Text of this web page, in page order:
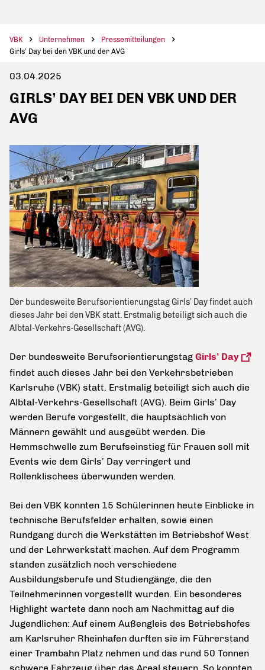
VBK Unternehmen
Pressemitteilungen
Girls’ Day bei den VBK und der AVG
03.04.2025
GIRLS’ DAY BEI DEN VBK UND DER
AVG
Der bundesweite Berufsorientierungstag Girls’ Day findet auch
dieses Jahr bei den VBK statt. Erstmalig beteiligt sich auch die
Albtal-Verkehrs-Gesellschaft (AVG).
Der bundesweite Berufsorientierungstag Girls’ Day
findet auch dieses Jahr bei den Verkehrsbetrieben
Karlsruhe (VBK) statt. Erstmalig beteiligt sich auch die
Albtal-Verkehrs-Gesellschaft (AVG). Beim Girls’ Day
werden Berufe vorgestellt, die hauptsächlich von
Männern gewählt und ausgeübt werden. Die
Hemmschwelle zum Berufseinstieg für Frauen soll mit
Events wie dem Girls’ Day verringert und
Rollenklischees überwunden werden.
Bei den VBK konnten 15 Schülerinnen heute Einblicke in
technische Berufsfelder erhalten, sowie einen
Rundgang durch die Werkstätten im Betriebshof West
und der Lehrwerkstatt machen. Auf dem Programm
standen zusätzlich noch verschiedene
Ausbildungsberufe und Studiengänge, die den
Teilnehmerinnen vorgestellt wurden. Ein besonderes
Highlight wartete dann noch am Nachmittag auf die
Jugendlichen: Auf einem Außengleis des Betriebshofes
am Karlsruher Rheinhafen durften sie im Führerstand
einer Trambahn Platz nehmen und das rund 50 Tonnen